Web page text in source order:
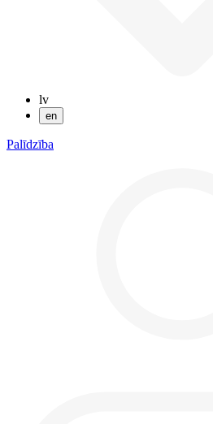
lv
en
Palīdzība